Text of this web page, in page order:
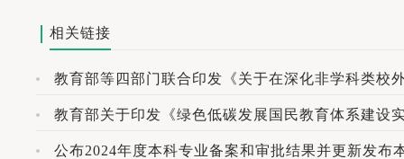
相关链接
教育部关于印发《绿色低碳发展国民教育体系建设
公布2024年度本科专业备案和审批结果并更新发布